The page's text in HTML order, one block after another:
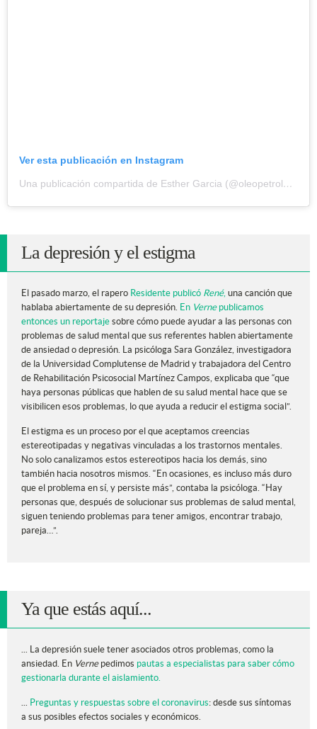
Ver esta publicación en Instagram
Una publicación compartida de Esther Garcia (@oleopetroleo)
La depresión y el estigma
El pasado marzo, el rapero Residente publicó René, una canción que
hablaba abiertamente de su depresión. En Vernepublicamos
entonces un reportaje sobre cómo puede ayudar a las personas con
problemas de salud mental que sus referentes hablen abiertamente
de ansiedad o depresión. La psicóloga Sara González, investigadora
de la Universidad Complutense de Madrid y trabajadora del Centro
de Rehabilitación Psicosocial Martínez Campos, explicaba que “que
haya personas públicas que hablen de su salud mental hace que se
visibilicen esos problemas, lo que ayuda a reducir el estigma social”.
El estigma es un proceso por el que aceptamos creencias
estereotipadas y negativas vinculadas a los trastornos mentales.
No solo canalizamos estos estereotipos hacia los demás, sino
también hacia nosotros mismos. “En ocasiones, es incluso más duro
que el problema en sí, y persiste más”, contaba la psicóloga. “Hay
personas que, después de solucionar sus problemas de salud mental,
siguen teniendo problemas para tener amigos, encontrar trabajo,
pareja…”.
Ya que estás aquí...
... La depresión suele tener asociados otros problemas, como la
ansiedad. En Vernepedimos pautas a especialistas para saber cómo
gestionarla durante el aislamiento.
Preguntas y respuestas sobre el coronavirus: desde sus síntomas
a sus posibles efectos sociales y económicos.